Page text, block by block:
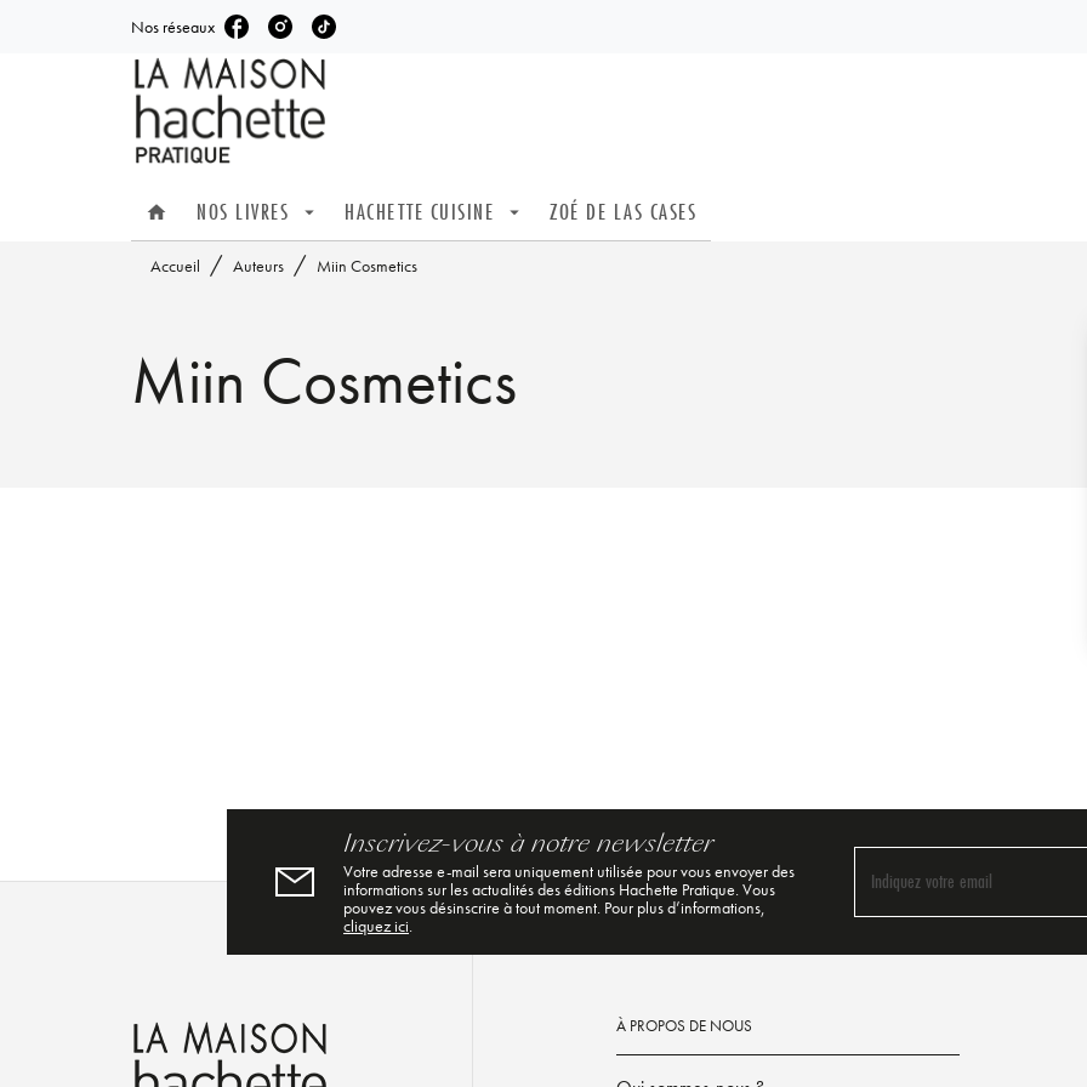
MENU RECHERCHE
Nos réseaux
home NOS LIVRES arrow_drop_down HACHETTE CUISINE arrow_drop_down ZOÉ DE LAS CASES
Accueil / Auteurs / Miin Cosmetics
Miin Cosmetics
Inscrivez-vous à notre newsletter
Votre adresse e-mail sera uniquement utilisée pour vous envoyer des
informations sur les actualités des éditions Hachette Pratique. Vous
pouvez vous désinscrire à tout moment. Pour plus d’informations,
cliquez ici.
Indiquez votre email
À PROPOS DE NOUS